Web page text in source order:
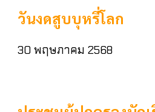
วันงดสูบบุหรี่โลก
30 พฤษภาคม 2568